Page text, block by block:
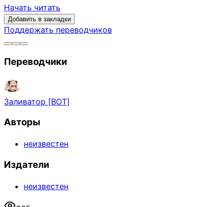
Начать читать
Добавить в закладки
Поддержать переводчиков
Переводчики
Заливатор [BOT]
Авторы
неизвестен
Издатели
неизвестен